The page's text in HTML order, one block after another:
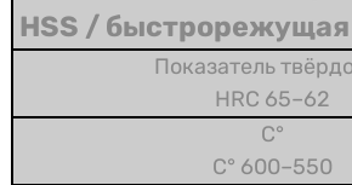
HSS /
62–65 HRC
550–600 °C